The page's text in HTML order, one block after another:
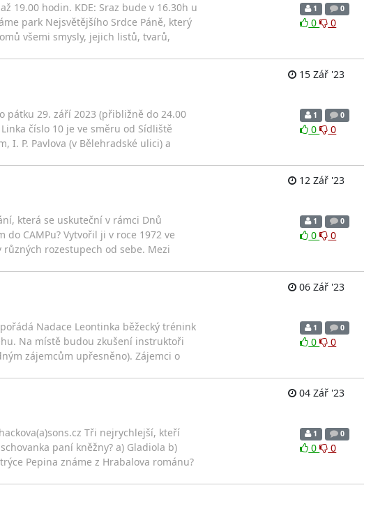
19.00 hodin. KDE: Sraz bude v 16.30h u
park Nejsvětějšího Srdce Páně, který
všemi smysly, jejich listů, tvarů,
1 0
0 0
15 Zář '23
pátku 29. září 2023 (přibližně do 24.00
číslo 10 je ve směru od Sídliště
I. P. Pavlova (v Bělehradské ulici) a
1 0
0 0
12 Zář '23
která se uskuteční v rámci Dnů
CAMPu? Vytvořil ji v roce 1972 ve
rozestupech od sebe. Mezi
1 0
0 0
06 Zář '23
Nadace Leontinka běžecký trénink
Na místě budou zkušení instruktoři
zájemcům upřesněno). Zájemci o
1 0
0 0
04 Zář '23
Tři nejrychlejší, kteří
paní kněžny? a) Gladiola b)
Pepina známe z Hrabalova románu?
1 0
0 0